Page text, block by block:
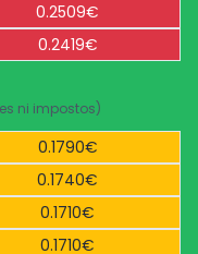
0.2509€
0.2419€
ni impostos)
0.1790€
0.1740€
0.1710€
0.1710€